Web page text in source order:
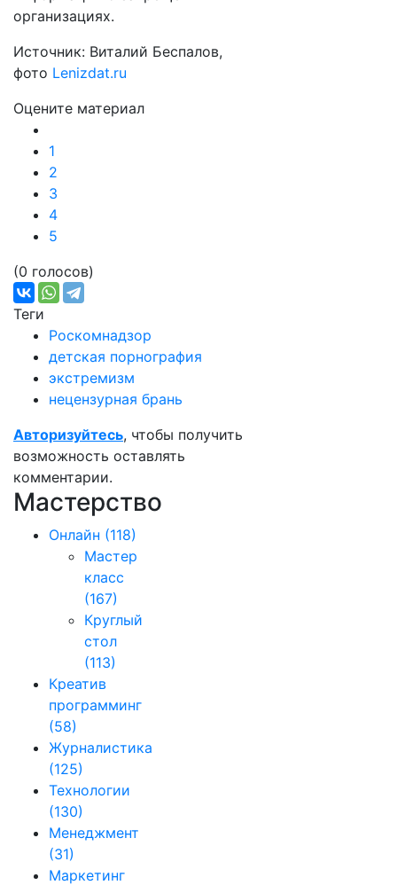
организациях.
Источник: Виталий Беспалов,
фото Lenizdat.ru
Оцените материал
1
2
3
4
5
(0 голосов)
Теги
Роскомнадзор
детская порнография
экстремизм
нецензурная брань
Авторизуйтесь, чтобы получить
возможность оставлять
комментарии.
Мастерство
Онлайн (118)
Мастер
класс
(167)
Круглый
стол
(113)
Креатив
программинг
(58)
Журналистика
(125)
Технологии
(130)
Менеджмент
(31)
Маркетинг